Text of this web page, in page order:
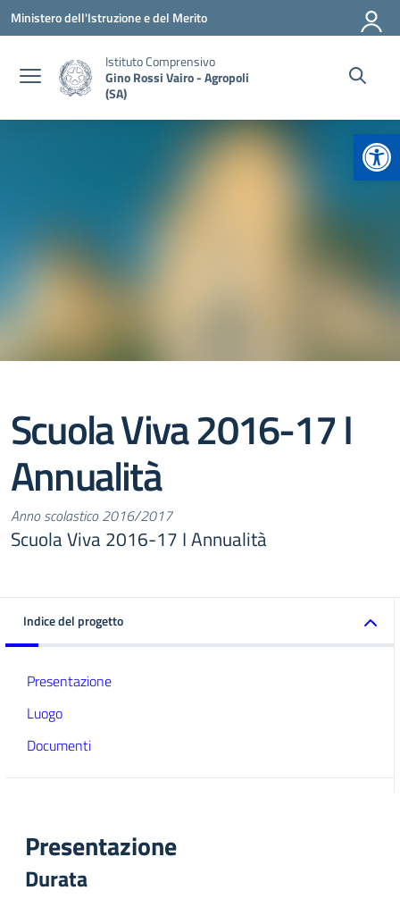
Vai ai contenuti
Vai al menu di navigazione
Vai al footer
Ministero dell'Istruzione e del Merito
Istituto Comprensivo
Gino Rossi Vairo - Agropoli
(SA)
Scuola Viva 2016-17 I
Annualità
Anno scolastico 2016/2017
Scuola Viva 2016-17 I Annualità
Indice del progetto
Presentazione
Luogo
Documenti
Presentazione
Durata